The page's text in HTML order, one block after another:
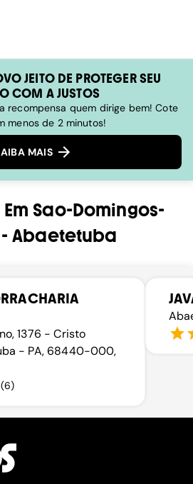
JEITO DE PROTEGER SEU
COM A JUSTOS
recompensa quem dirige bem! Cote
menos de 2 minutos!
MAIS
Em Sao-Domingos-
-Abaetetuba
1376 - Cristo
- PA, 68440-000,
(6)